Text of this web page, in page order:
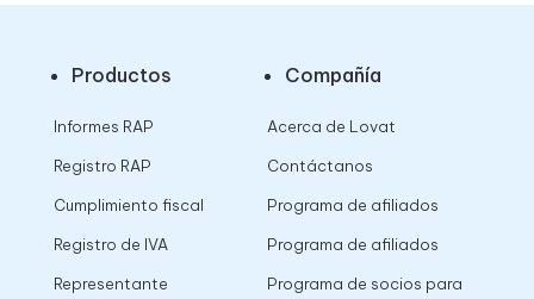
Productos
Informes RAP
Registro RAP
Cumplimiento fiscal
Registro de IVA
Representante
Compañía
Acerca de Lovat
Contáctanos
Programa de afiliados
Programa de afiliados
Programa de socios para